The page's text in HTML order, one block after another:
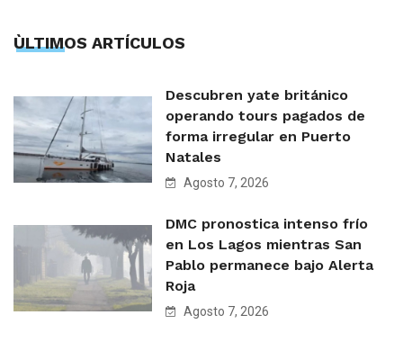
ÙLTIMOS ARTÍCULOS
Descubren yate británico
operando tours pagados de
forma irregular en Puerto
Natales
Agosto 7, 2026
DMC pronostica intenso frío
en Los Lagos mientras San
Pablo permanece bajo Alerta
Roja
Agosto 7, 2026